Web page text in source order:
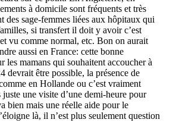
à domicile sont fréquents et très
des sage-femmes liées aux hôpitaux qui
si transfert il doit y avoir c’est
vu comme normal, etc. Bon on aurait
aussi en France: cette bonne
les mamans qui souhaitent accoucher à
devrait être possible, la présence de
en Hollande ou c’est vraiment
juste une visite d’une demi-heure pour
bien mais une réelle aide pour le
là, il n’est plus seulement question